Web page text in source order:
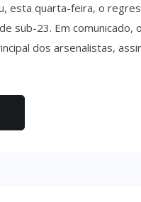
esta quarta-feira, o
sub-23. Em
dos arsenalistas,